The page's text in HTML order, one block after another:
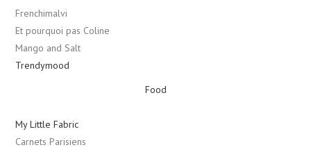
Frenchimalvi
Et pourquoi pas Coline
Mango and Salt
Trendymood
Food
My Little Fabric
Carnets Parisiens